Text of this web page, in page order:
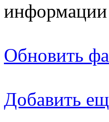
Обновить
Добавить